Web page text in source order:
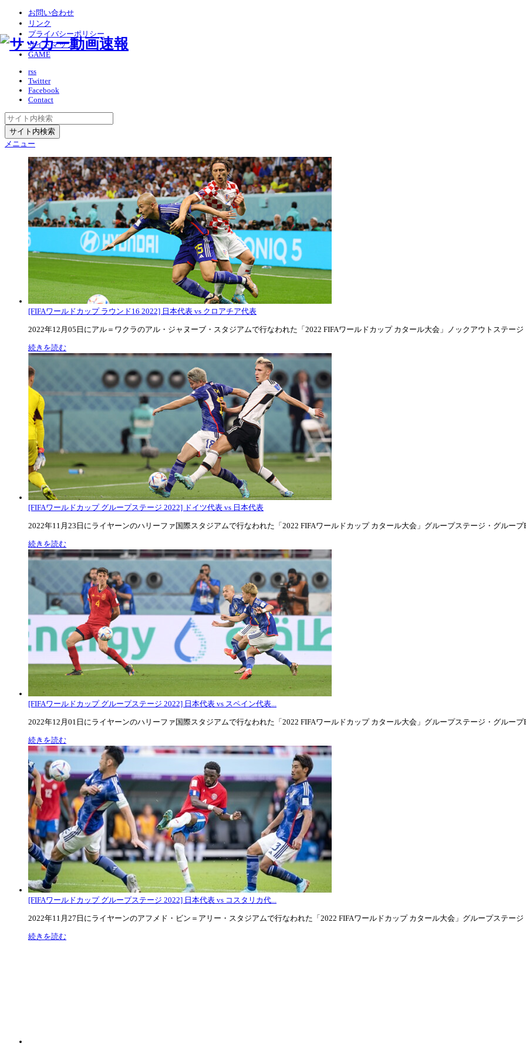
お問い合わせ
リンク
プライバシーポリシー
サイトマップ
GAME
rss
Twitter
Facebook
Contact
メニュー
[FIFAワールドカップ ラウンド16 2022] 日本代表 vs クロアチア代表
2022年12月05日にアル＝ワクラのアル・ジャヌーブ・スタジアムで行なわれた「2022 FIFAワールドカップ カタール大会」ノックアウトステージ
続きを読む
[FIFAワールドカップ グループステージ 2022] ドイツ代表 vs 日本代表
2022年11月23日にライヤーンのハリーファ国際スタジアムで行なわれた「2022 FIFAワールドカップ カタール大会」グループステージ・グループ
続きを読む
[FIFAワールドカップ グループステージ 2022] 日本代表 vs スペイン代表...
2022年12月01日にライヤーンのハリーファ国際スタジアムで行なわれた「2022 FIFAワールドカップ カタール大会」グループステージ・グループ
続きを読む
[FIFAワールドカップ グループステージ 2022] 日本代表 vs コスタリカ代...
2022年11月27日にライヤーンのアフメド・ビン＝アリー・スタジアムで行なわれた「2022 FIFAワールドカップ カタール大会」グループステージ
続きを読む